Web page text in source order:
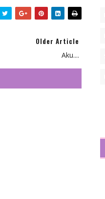
Older Article
Aku....